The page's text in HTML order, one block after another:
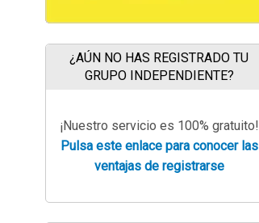
¿AÚN NO HAS REGISTRADO TU
GRUPO INDEPENDIENTE?
¡Nuestro servicio es 100% gratuito!
Pulsa este enlace para conocer las
ventajas de registrarse